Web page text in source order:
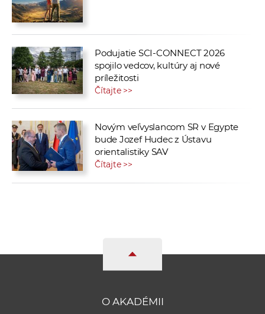
Podujatie SCI-CONNECT 2026
spojilo vedcov, kultúry aj nové
príležitosti
Čítajte >>
Novým veľvyslancom SR v Egypte
bude Jozef Hudec z Ústavu
orientalistiky SAV
Čítajte >>
O AKADÉMII